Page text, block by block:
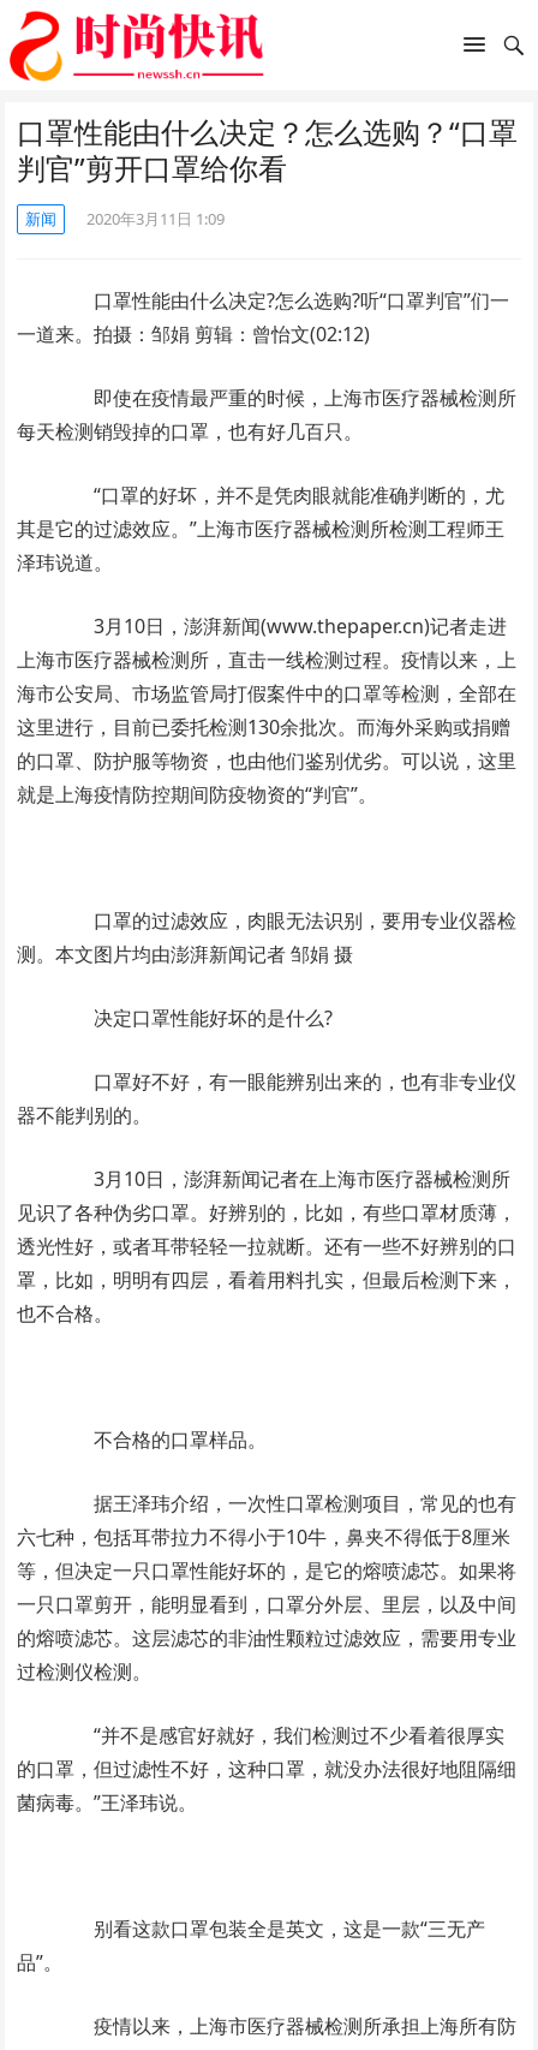
口罩性能由什么决定？怎么选购？“口罩
判官”剪开口罩给你看
新闻 2020年3月11日 1:09
口罩性能由什么决定?怎么选购?听“口罩判官”们一
一道来。拍摄：邹娟 剪辑：曾怡文(02:12)
即使在疫情最严重的时候，上海市医疗器械检测所
每天检测销毁掉的口罩，也有好几百只。
“口罩的好坏，并不是凭肉眼就能准确判断的，尤
其是它的过滤效应。”上海市医疗器械检测所检测工程师王
泽玮说道。
3月10日，澎湃新闻(www.thepaper.cn)记者走进
上海市医疗器械检测所，直击一线检测过程。疫情以来，上
海市公安局、市场监管局打假案件中的口罩等检测，全部在
这里进行，目前已委托检测130余批次。而海外采购或捐赠
的口罩、防护服等物资，也由他们鉴别优劣。可以说，这里
就是上海疫情防控期间防疫物资的“判官”。
口罩的过滤效应，肉眼无法识别，要用专业仪器检
测。本文图片均由澎湃新闻记者 邹娟 摄
决定口罩性能好坏的是什么?
口罩好不好，有一眼能辨别出来的，也有非专业仪
器不能判别的。
3月10日，澎湃新闻记者在上海市医疗器械检测所
见识了各种伪劣口罩。好辨别的，比如，有些口罩材质薄，
透光性好，或者耳带轻轻一拉就断。还有一些不好辨别的口
罩，比如，明明有四层，看着用料扎实，但最后检测下来，
也不合格。
不合格的口罩样品。
据王泽玮介绍，一次性口罩检测项目，常见的也有
六七种，包括耳带拉力不得小于10牛，鼻夹不得低于8厘米
等，但决定一只口罩性能好坏的，是它的熔喷滤芯。如果将
一只口罩剪开，能明显看到，口罩分外层、里层，以及中间
的熔喷滤芯。这层滤芯的非油性颗粒过滤效应，需要用专业
过检测仪检测。
“并不是感官好就好，我们检测过不少看着很厚实
的口罩，但过滤性不好，这种口罩，就没办法很好地阻隔细
菌病毒。”王泽玮说。
别看这款口罩包装全是英文，这是一款“三无产
品”。
疫情以来，上海市医疗器械检测所承担上海所有防